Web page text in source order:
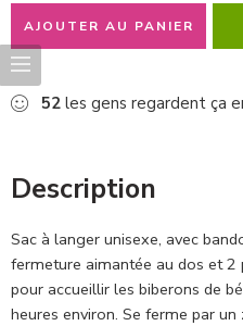
AJOUTER AU PANIER
52 les gens regardent ça
Description
Sac à langer unisexe, avec
fermeture aimantée au dos et
pour accueillir les biberons de
heures environ. Se ferme par